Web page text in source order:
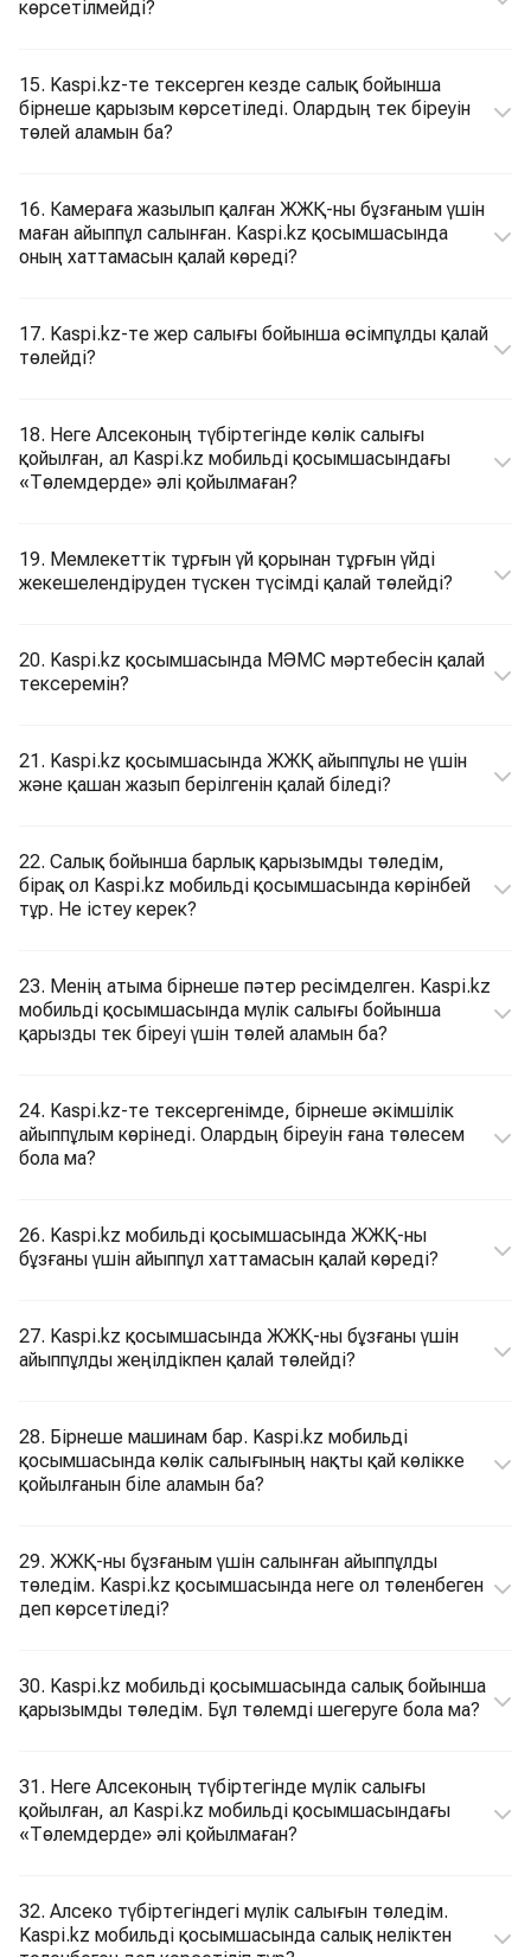
көрсетілмейді?
15. Kaspi.kz-те тексерген кезде салық бойынша
бірнеше қарызым көрсетіледі. Олардың тек біреуін
төлей аламын ба?
16. Камераға жазылып қалған ЖЖҚ-ны бұзғаным үшін
маған айыппұл салынған. Kaspi.kz қосымшасында
оның хаттамасын қалай көреді?
17. Kaspi.kz-те жер салығы бойынша өсімпұлды қалай
төлейді?
18. Неге Алсеконың түбіртегінде көлік салығы
қойылған, ал Kaspi.kz мобильді қосымшасындағы
«Төлемдерде» әлі қойылмаған?
19. Мемлекеттік тұрғын үй қорынан тұрғын үйді
жекешелендіруден түскен түсімді қалай төлейді?
20. Kaspi.kz қосымшасында МӘМС мәртебесін қалай
тексеремін?
21. Kaspi.kz қосымшасында ЖЖҚ айыппұлы не үшін
және қашан жазып берілгенін қалай біледі?
22. Салық бойынша барлық қарызымды төледім,
бірақ ол Kaspi.kz мобильді қосымшасында көрінбей
тұр. Не істеу керек?
23. Менің атыма бірнеше пәтер ресімделген. Kaspi.kz
мобильді қосымшасында мүлік салығы бойынша
қарызды тек біреуі үшін төлей аламын ба?
24. Kaspi.kz-те тексергенімде, бірнеше әкімшілік
айыппұлым көрінеді. Олардың біреуін ғана төлесем
бола ма?
26. Kaspi.kz мобильді қосымшасында ЖЖҚ-ны
бұзғаны үшін айыппұл хаттамасын қалай көреді?
27. Kaspi.kz қосымшасында ЖЖҚ-ны бұзғаны үшін
айыппұлды жеңілдікпен қалай төлейді?
28. Бірнеше машинам бар. Kaspi.kz мобильді
қосымшасында көлік салығының нақты қай көлікке
қойылғанын біле аламын ба?
29. ЖЖҚ-ны бұзғаным үшін салынған айыппұлды
төледім. Kaspi.kz қосымшасында неге ол төленбеген
деп көрсетіледі?
30. Kaspi.kz мобильді қосымшасында салық бойынша
қарызымды төледім. Бұл төлемді шегеруге бола ма?
31. Неге Алсеконың түбіртегінде мүлік салығы
қойылған, ал Kaspi.kz мобильді қосымшасындағы
«Төлемдерде» әлі қойылмаған?
32. Алсеко түбіртегіндегі мүлік салығын төледім.
Kaspi.kz мобильді қосымшасында салық неліктен